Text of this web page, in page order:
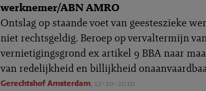
werknemer/ABN AMRO
Ontslag op staande voet van geesteszieke
niet rechtsgeldig. Beroep op vervaltermijn
vernietigingsgrond ex artikel 9 BBA naar
van redelijkheid en billijkheid
Gerechtshof Amsterdam, 12-10-2010